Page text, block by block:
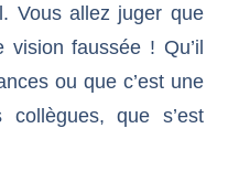
Vous allez juger que
vision faussée ! Qu’il
ou que c’est une
que s’est